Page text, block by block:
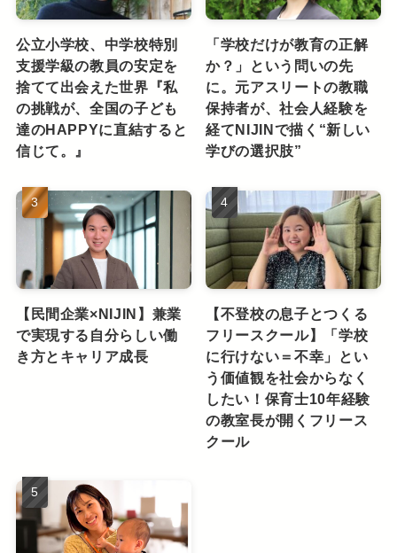
公立小学校、中学校特別
支援学級の教員の安定を
捨てて出会えた世界『私
の挑戦が、全国の子ども
達のHAPPYに直結すると
信じて。』
「学校だけが教育の正解
か？」という問いの先
に。元アスリートの教職
保持者が、社会人経験を
経てNIJINで描く“新しい
学びの選択肢”
【民間企業×NIJIN】兼業
で実現する自分らしい働
き方とキャリア成長
【不登校の息子とつくる
フリースクール】「学校
に行けない＝不幸」とい
う価値観を社会からなく
したい！保育士10年経験
の教室長が開くフリース
クール